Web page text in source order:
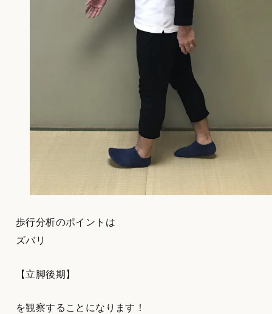
歩行分析のポイントは
ズバリ
【立脚後期】
を観察することになります！